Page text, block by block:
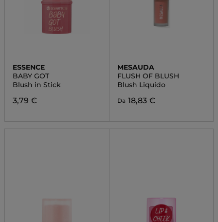
ESSENCE
BABY GOT
Blush in Stick
3,79 €
MESAUDA
FLUSH OF BLUSH
Blush Liquido
Da 18,83 €